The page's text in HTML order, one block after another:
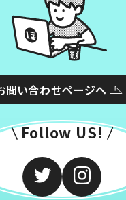
問い合わせページへ
Follow US!